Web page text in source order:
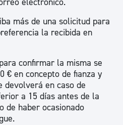
más de una solicitud para
la recibida en
confirmar la misma se
€ en concepto de fianza y
devolverá en caso de
a 15 días antes de la
de haber ocasionado